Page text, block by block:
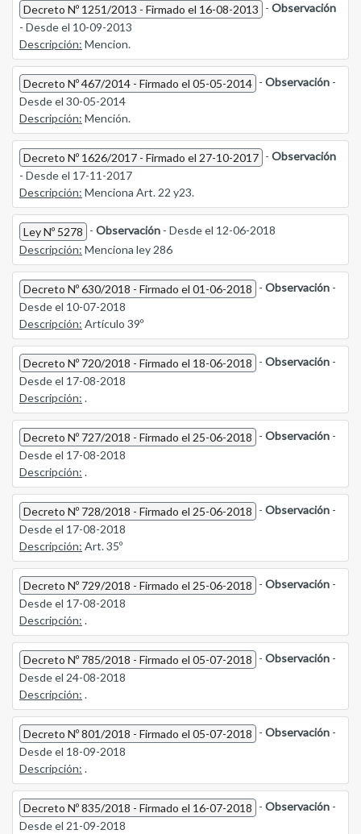
Decreto Nº 1251/2013 - Firmado el 16-08-2013 - Observación
- Desde el 10-09-2013
Descripción: Mencion.
Decreto Nº 467/2014 - Firmado el 05-05-2014 - Observación -
Desde el 30-05-2014
Descripción: Mención.
Decreto Nº 1626/2017 - Firmado el 27-10-2017 - Observación
- Desde el 17-11-2017
Descripción: Menciona Art. 22 y23.
Ley Nº 5278 - Observación - Desde el 12-06-2018
Descripción: Menciona ley 286
Decreto Nº 630/2018 - Firmado el 01-06-2018 - Observación -
Desde el 10-07-2018
Descripción: Artículo 39º
Decreto Nº 720/2018 - Firmado el 18-06-2018 - Observación -
Desde el 17-08-2018
Descripción: .
Decreto Nº 727/2018 - Firmado el 25-06-2018 - Observación -
Desde el 17-08-2018
Descripción: .
Decreto Nº 728/2018 - Firmado el 25-06-2018 - Observación -
Desde el 17-08-2018
Descripción: Art. 35º
Decreto Nº 729/2018 - Firmado el 25-06-2018 - Observación -
Desde el 17-08-2018
Descripción: .
Decreto Nº 785/2018 - Firmado el 05-07-2018 - Observación -
Desde el 24-08-2018
Descripción: .
Decreto Nº 801/2018 - Firmado el 05-07-2018 - Observación -
Desde el 18-09-2018
Descripción: .
Decreto Nº 835/2018 - Firmado el 16-07-2018 - Observación -
Desde el 21-09-2018